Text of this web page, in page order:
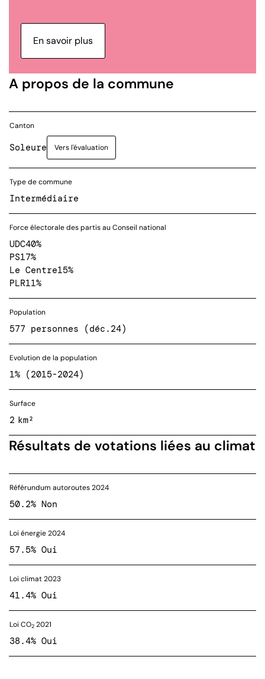
En savoir plus
A propos de la commune
Canton
Soleure Vers l'évaluation
Type de commune
Intermédiaire
Force électorale des partis au Conseil national
UDC40%
PS17%
Le Centre15%
PLR11%
Population
577 personnes (déc.24)
Evolution de la population
1% (2015-2024)
Surface
2 km²
Résultats de votations liées au climat
Référundum autoroutes 2024
50.2% Non
Loi énergie 2024
57.5% Oui
Loi climat 2023
41.4% Oui
Loi CO2 2021
38.4% Oui